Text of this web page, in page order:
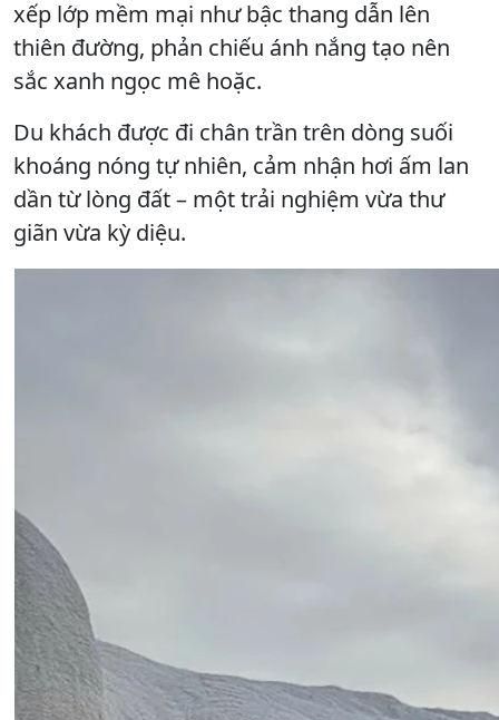
xếp lớp mềm mại như bậc thang dẫn lên
thiên đường, phản chiếu ánh nắng tạo nên
sắc xanh ngọc mê hoặc.
Du khách được đi chân trần trên dòng suối
khoáng nóng tự nhiên, cảm nhận hơi ấm lan
dần từ lòng đất – một trải nghiệm vừa thư
giãn vừa kỳ diệu.